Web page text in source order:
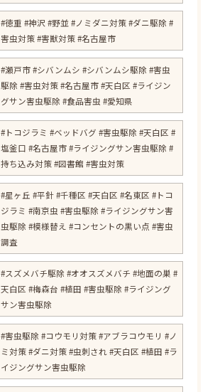
#徳重 #神沢 #野並 #ノミダニ対策 #ダニ駆除 #
害虫対策 #害獣対策 #名古屋市
#瀬戸市 #シバンムシ #シバンムシ駆除 #害虫
駆除 #害虫対策 #名古屋市 #天白区 #ライジン
グサン害虫駆除 #食品害虫 #愛知県
#トコジラミ #ベッドバグ #害虫駆除 #天白区 #
塩釜口 #名古屋市 #ライジングサン害虫駆除 #
持ち込み対策 #図書館 #害虫対策
​#星ヶ丘 #平針 #千種区 #天白区 #名東区 #トコ
ジラミ #南京虫 #害虫駆除 #ライジングサン害
虫駆除 #模様替え #コンセントの黒い点 #害虫
調査
#スズメバチ駆除 #オオスズメバチ #地面の巣 #
天白区 #梅森台 #植田 #害虫駆除 #ライジング
サン害虫駆除
#害虫駆除 #コウモリ対策 #アブラコウモリ #ノ
ミ対策 #ダニ対策 #虫刺され #天白区 #植田 #ラ
イジングサン害虫駆除